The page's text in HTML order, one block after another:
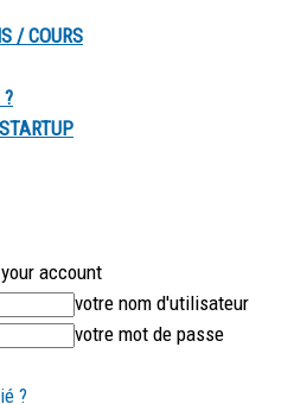
/ COURS
?
account
votre nom d'utilisateur
votre mot de passe
?